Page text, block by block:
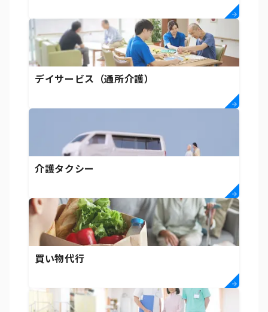
デイサービス（通所介護）
介護タクシー
買い物代行